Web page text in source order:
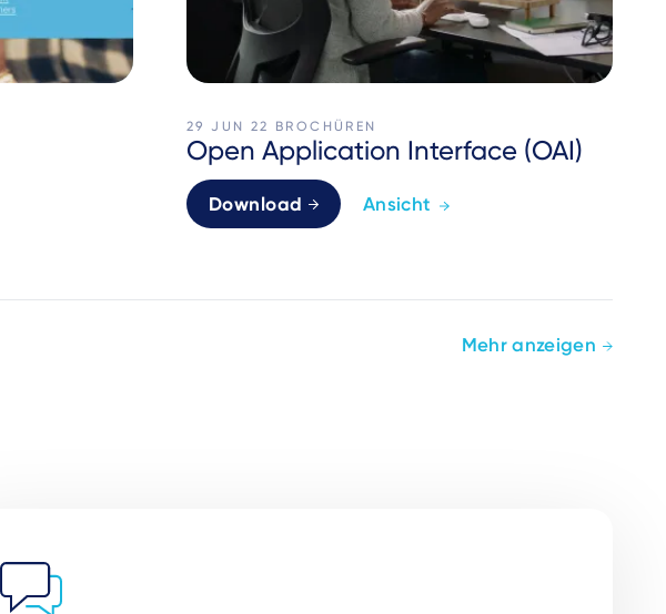
29 JUN 22 BROCHÜREN
Open Application Interface (OAI)
Download Ansicht
Mehr anzeigen